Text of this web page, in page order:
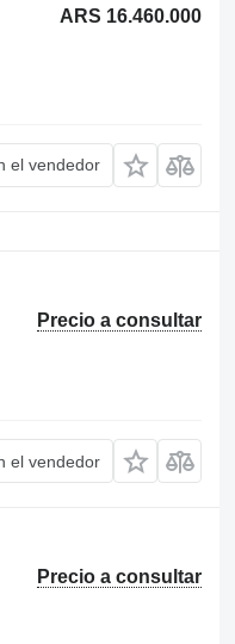
ARS 16.460.000
el vendedor
Precio a consultar
el vendedor
Precio a consultar